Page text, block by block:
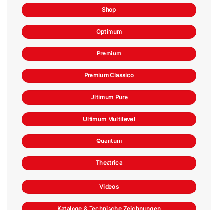
Shop
Optimum
Premium
Premium Classico
Ultimum Pure
Ultimum Multilevel
Quantum
Theatrica
Videos
Kataloge & Technische Zeichnungen